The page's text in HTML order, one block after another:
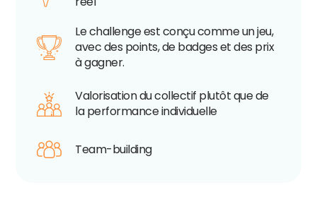
Le challenge est conçu comme un jeu,
avec des points, de badges et des prix
à gagner.
Valorisation du collectif plutôt que de
la performance individuelle
Team-building